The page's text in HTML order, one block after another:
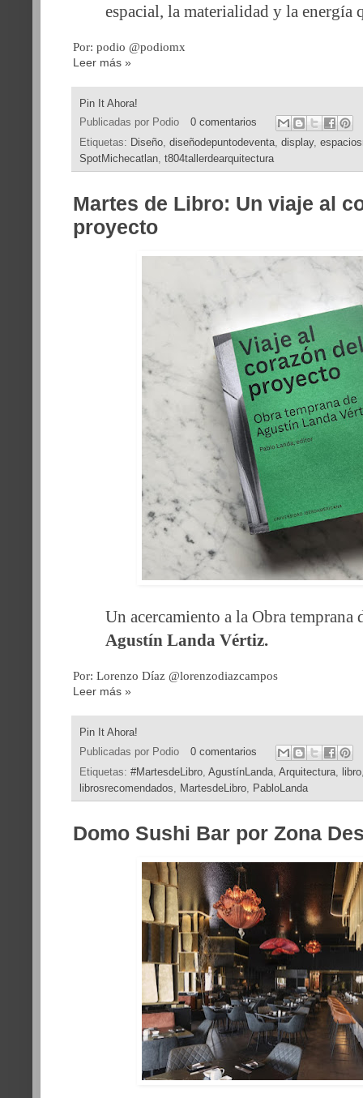
espacial, la materialidad y la energía
Por: podio @podiomx
Leer más »
Pin It Ahora!
Publicadas por Podio
0 comentarios
Etiquetas: Diseño, diseñodepuntodeventa, display,
SpotMichecatlan, t804tallerdearquitectura
Martes de Libro: Un viaje al
proyecto
Un acercamiento a la Obra temprana
Agustín Landa Vértiz.
Por: Lorenzo Díaz @lorenzodiazcampos
Leer más »
Pin It Ahora!
Publicadas por Podio
0 comentarios
Etiquetas: #MartesdeLibro, AgustínLanda, Arquitectura, libro
librosrecomendados, MartesdeLibro, PabloLanda
Domo Sushi Bar por Zona